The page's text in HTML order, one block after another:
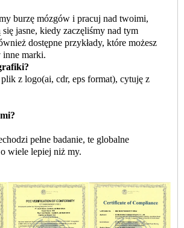
burzę mózgów i pracuj nad twoimi,
się jasne, kiedy zaczęliśmy nad tym
dostępne przykłady, które możesz
inne marki.
z logo(ai, cdr, eps format), cytuję z
pełne badanie, te globalne
wiele lepiej niż my.